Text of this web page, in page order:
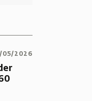
05/2026